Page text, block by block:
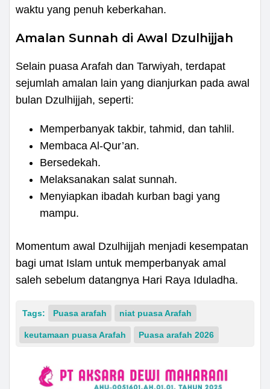
waktu yang penuh keberkahan.
Amalan Sunnah di Awal Dzulhijjah
Selain puasa Arafah dan Tarwiyah, terdapat
sejumlah amalan lain yang dianjurkan pada awal
bulan Dzulhijjah, seperti:
Memperbanyak takbir, tahmid, dan tahlil.
Membaca Al-Qur’an.
Bersedekah.
Melaksanakan salat sunnah.
Menyiapkan ibadah kurban bagi yang
mampu.
Momentum awal Dzulhijjah menjadi kesempatan
bagi umat Islam untuk memperbanyak amal
saleh sebelum datangnya Hari Raya Iduladha.
Tags: Puasa arafah niat puasa Arafah
keutamaan puasa Arafah Puasa arafah 2026